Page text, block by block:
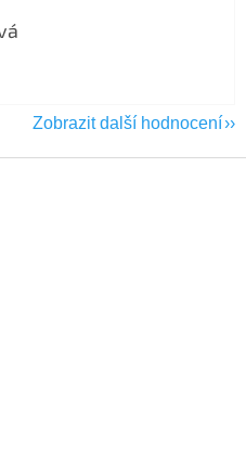
je 5 z 5 hvězdiček.
Zobrazit další hodnocení